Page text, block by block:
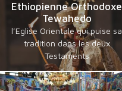
Ethiopienne Orthodoxe
Tewahedo
l’Eglise Orientale qui puise sa
tradition dans les deux
Testaments